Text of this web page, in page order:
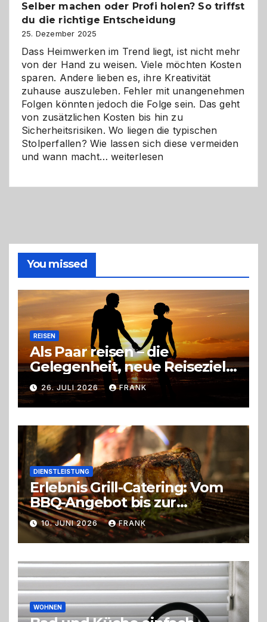
Herausforderungen
und
Zukunft
Selber machen oder Profi holen? So triffst
du die richtige Entscheidung
25. Dezember 2025
Dass Heimwerken im Trend liegt, ist nicht mehr
von der Hand zu weisen. Viele möchten Kosten
sparen. Andere lieben es, ihre Kreativität
zuhause auszuleben. Fehler mit unangenehmen
Folgen könnten jedoch die Folge sein. Das geht
von zusätzlichen Kosten bis hin zu
Sicherheitsrisiken. Wo liegen die typischen
Stolperfallen? Wie lassen sich diese vermeiden
und wann macht…Selber
richtige
Entscheidung
weiterlesen
You missed
REISEN
Als Paar reisen – die
Gelegenheit, neue Reiseziele
zu entdecken
26. JULI 2026 FRANK
DIENSTLEISTUNG
Erlebnis Grill-Catering: Vom
BBQ-Angebot bis zur
perfekten Eventorganisation
Trend zu Outdoor-Events,
Erlebnisgastronomie und
Live-Cooking
10. JUNI 2026 FRANK
WOHNEN